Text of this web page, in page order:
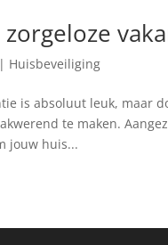
| Huisbeveiliging
is absoluut leuk, maar
te maken.
jouw huis...